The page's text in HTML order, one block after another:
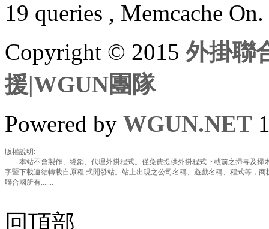
19 queries , Memcache On.
Copyright © 2015外掛聯
援|WGUN團隊
Powered by WGUN.NET
版權說明:
本站不會製作、經銷、代理外掛程式。僅免費提供外掛程式下載前之掃毒及掃
字暨下載連結轉載自原程 式開發站。站上出現之公司名稱、遊戲名稱、程式等，
聯合國所有.......
回頂部